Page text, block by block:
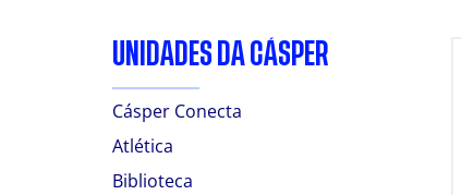
UNIDADES DA CÁSPER
Cásper Conecta
Atlética
Biblioteca